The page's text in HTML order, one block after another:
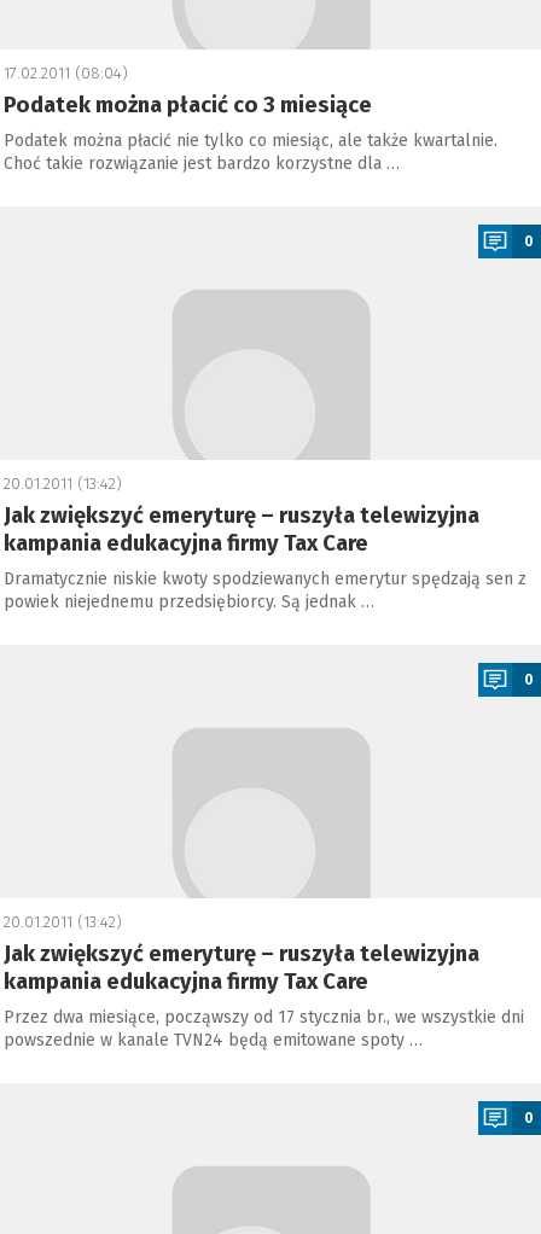
17.02.2011 (08:04)
Podatek można płacić co 3 miesiące
Podatek można płacić nie tylko co miesiąc, ale także kwartalnie.
Choć takie rozwiązanie jest bardzo korzystne dla …
0
20.01.2011 (13:42)
Jak zwiększyć emeryturę – ruszyła telewizyjna
kampania edukacyjna firmy Tax Care
Dramatycznie niskie kwoty spodziewanych emerytur spędzają sen z
powiek niejednemu przedsiębiorcy. Są jednak …
0
20.01.2011 (13:42)
Jak zwiększyć emeryturę – ruszyła telewizyjna
kampania edukacyjna firmy Tax Care
Przez dwa miesiące, począwszy od 17 stycznia br., we wszystkie dni
powszednie w kanale TVN24 będą emitowane spoty …
0